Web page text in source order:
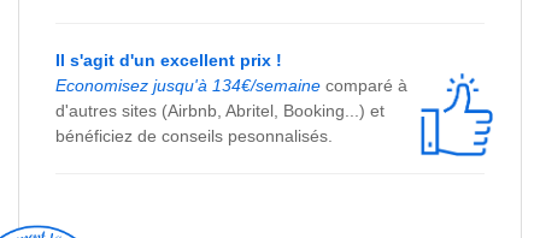
Il s'agit d'un excellent prix !
Economisez jusqu'à 134€/semaine comparé à
d'autres sites (Airbnb, Abritel, Booking...) et
bénéficiez de conseils pesonnalisés.